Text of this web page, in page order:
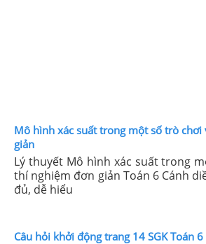
Mô hình xác suất trong một số trò
giản
Lý thuyết Mô hình xác suất trong
thí nghiệm đơn giản Toán 6 Cánh
đủ, dễ hiểu
Câu hỏi khởi động trang 14 SGK Toán